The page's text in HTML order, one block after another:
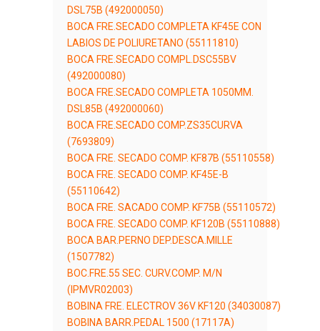
DSL75B (492000050)
BOCA FRE.SECADO COMPLETA KF45E CON
LABIOS DE POLIURETANO (55111810)
BOCA FRE.SECADO COMPL.DSC55BV
(492000080)
BOCA FRE.SECADO COMPLETA 1050MM.
DSL85B (492000060)
BOCA FRE.SECADO COMP.ZS35CURVA
(7693809)
BOCA FRE. SECADO COMP. KF87B (55110558)
BOCA FRE. SECADO COMP. KF45E-B
(55110642)
BOCA FRE. SACADO COMP. KF75B (55110572)
BOCA FRE. SECADO COMP. KF120B (55110888)
BOCA BAR.PERNO DEP.DESCA.MILLE
(1507782)
BOC.FRE.55 SEC. CURV.COMP. M/N
(IPMVR02003)
BOBINA FRE. ELECTROV 36V KF120 (34030087)
BOBINA BARR.PEDAL 1500 (17117A)